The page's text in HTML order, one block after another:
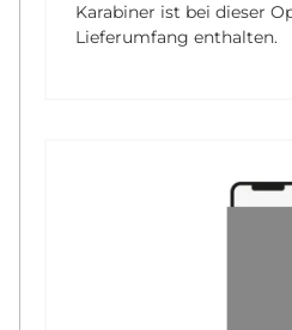
Karabiner ist bei dieser
Lieferumfang enthalten.